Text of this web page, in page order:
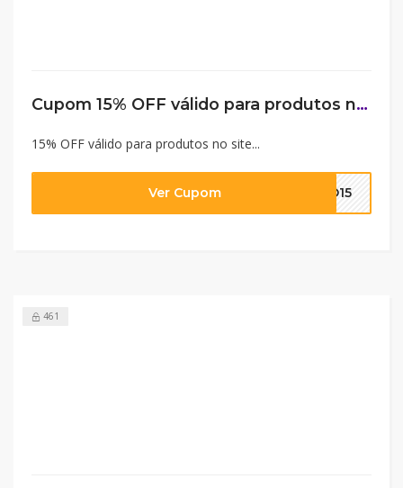
Cupom 15% OFF válido para produtos no site
15% OFF válido para produtos no site...
Ver Cupom DO15
461